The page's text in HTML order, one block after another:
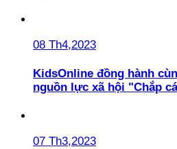
08 Th4,2023
KidsOnline đồng hành
nguồn lực xã hội "Chắp
07 Th3,2023